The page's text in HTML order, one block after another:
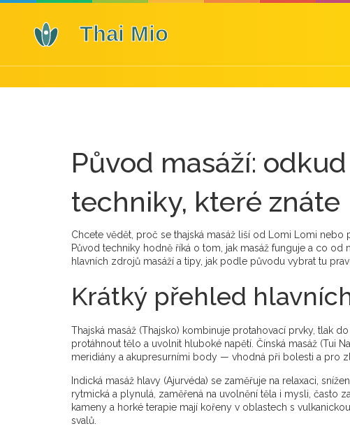
Původ masáží:
techniky, které znáte
Chcete vědět, proč se thajská masáž liší od Lomi Lomi nebo
Původ techniky hodně říká o tom, jak masáž funguje a co od
hlavních zdrojů masáží a tipy, jak podle původu vybrat tu
Krátký přehled
Thajská masáž (Thajsko) kombinuje protahovací prvky, tlak
protáhnout tělo a uvolnit hluboké napětí. Čínská masáž (Tui
meridiány a akupresurními body — vhodná při bolesti a pro
Indická masáž hlavy (Ajurvéda) se zaměřuje na relaxaci,
rytmická a plynulá, zaměřená na uvolnění těla i mysli, často
kameny a horké terapie mají kořeny v oblastech s
svalů.